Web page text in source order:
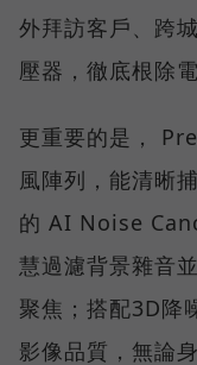
外拜訪客戶、跨
壓器，徹底根除電
更重要的是，
風陣列，能清晰
的 AI Noise
慧過濾背景雜音
聚焦；搭配3D降
影像品質，無論